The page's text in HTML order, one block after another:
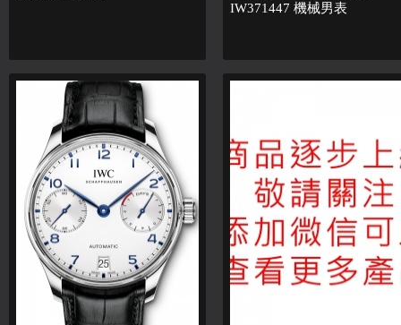
IW371447 機械男表